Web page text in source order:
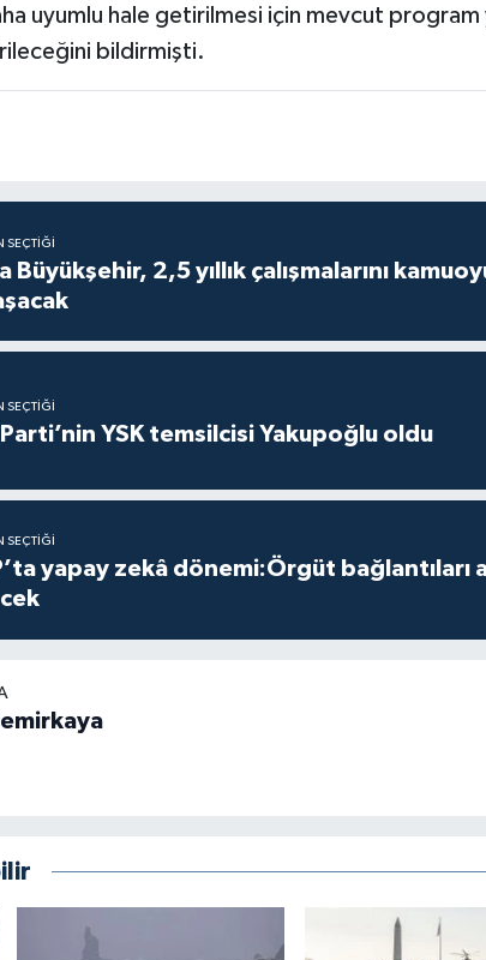
uyumlu hale getirilmesi için mevcut program
bildirmişti.
SEÇTIĞI
Büyükşehir, 2,5 yıllık çalışmalarını
SEÇTIĞI
Parti’nin YSK temsilcisi Yakupoğlu oldu
SEÇTIĞI
yapay zekâ dönemi:Örgüt bağlantıları